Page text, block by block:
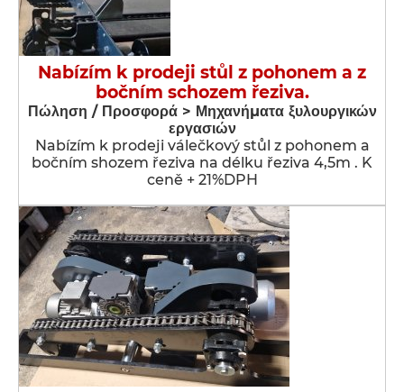
Nabízím k prodeji stůl z pohonem a z
bočním schozem řeziva.
Πώληση / Προσφορά > Μηχανήματα ξυλουργικών
εργασιών
Nabízím k prodeji válečkový stůl z pohonem a
bočním shozem řeziva na délku řeziva 4,5m . K
ceně + 21%DPH